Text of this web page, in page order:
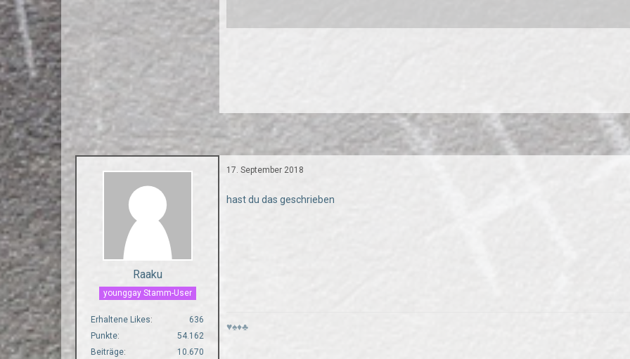
Raaku
younggay Stamm-User
Erhaltene Likes
636
Punkte
54.162
Beiträge
10.670
17. September 2018
hast du das geschrieben
♥♠♦♣